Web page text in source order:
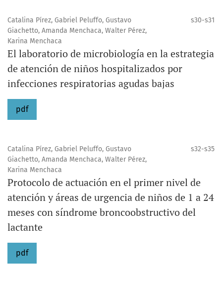
Catalina Pírez, Gabriel Peluffo, Gustavo
Giachetto, Amanda Menchaca, Walter Pérez,
Karina Menchaca
s30-s31
El laboratorio de microbiología en la estrategia
de atención de niños hospitalizados por
infecciones respiratorias agudas bajas
pdf
Catalina Pírez, Gabriel Peluffo, Gustavo
Giachetto, Amanda Menchaca, Walter Pérez,
Karina Menchaca
s32-s35
Protocolo de actuación en el primer nivel de
atención y áreas de urgencia de niños de 1 a 24
meses con síndrome broncoobstructivo del
lactante
pdf